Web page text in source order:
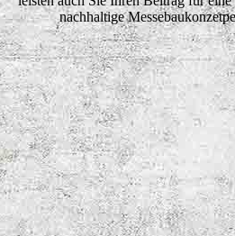
nachhaltige